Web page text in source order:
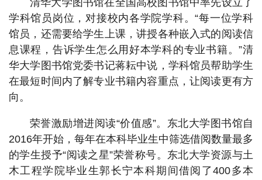
清华大学图书馆在全国高校图书馆中率先设立了
学科馆员岗位，对接校内各学院学科。“每一位学科
馆员，还需要给学生上课，讲授各种嵌入式的阅读信
息课程，告诉学生怎么用好本学科的专业书籍。”清
华大学图书馆党委书记蒋耘中说，学科馆员帮助学生
在最短时间内了解专业书籍内容重点，让阅读更有方
向。
荣誉激励增进阅读“价值感”。东北大学图书馆自
2016年开始，每年在本科毕业生中筛选借阅数量最多
的学生授予“阅读之星”荣誉称号。东北大学资源与土
木工程学院毕业生郭长宁本科期间借阅了400多本